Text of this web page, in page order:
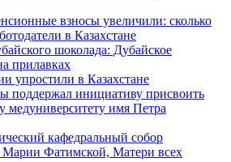
взносы увеличили: сколько
в Казахстане
шоколада: Дубайское
прилавках
упростили в Казахстане
поддержал инициативу присвоить
медуниверситету имя Петра
кафедральный собор
Фатимской, Матери всех